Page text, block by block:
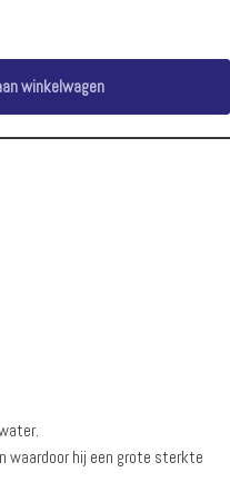
winkelwagen
waardoor hij een grote sterkte